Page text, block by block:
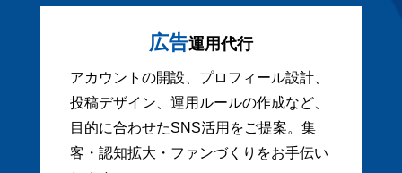
広告運用代行
アカウントの開設、プロフィール設計、
投稿デザイン、運用ルールの作成など、
目的に合わせたSNS活用をご提案。集
客・認知拡大・ファンづくりをお手伝い